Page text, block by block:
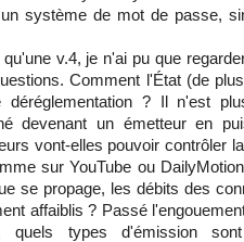
système de mot de passe,
v.4, je n'ai pu que
Comment l'État (de
déréglementation ? Il n'est
devenant un émetteur en
vont-elles pouvoir contrôler
sur YouTube ou
se propage, les débits des
affaiblis ? Passé
quels types d'émission